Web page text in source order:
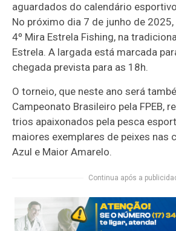
aguardados do calendário
No próximo dia 7 de junho de
4º Mira Estrela Fishing, na
Estrela. A largada está marcada
chegada prevista para as 18h.
O torneio, que neste ano será
Campeonato Brasileiro pela FPEB,
trios apaixonados pela pesca
maiores exemplares de peixes nas
Azul e Maior Amarelo.
Continua após a